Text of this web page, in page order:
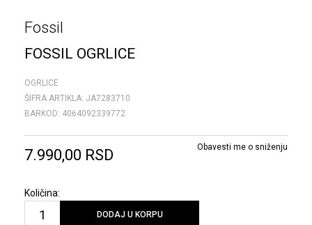
Fossil
FOSSIL OGRLICE
OGRLICE
ŠIFRA ARTIKLA: JA7283710
BARKOD: 4064092339772
7.990,00 RSD Obavesti me o sniženju
Količina:
DODAJ U KORPU